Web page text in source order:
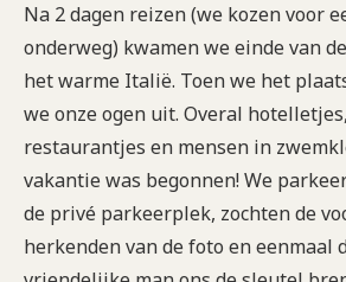
Na 2 dagen reizen (we kozen voor
onderweg) kwamen we einde van
het warme Italië. Toen we het
we onze ogen uit. Overal
restaurantjes en mensen in
vakantie was begonnen! We
de privé parkeerplek, zochten de
herkenden van de foto en eenmaal